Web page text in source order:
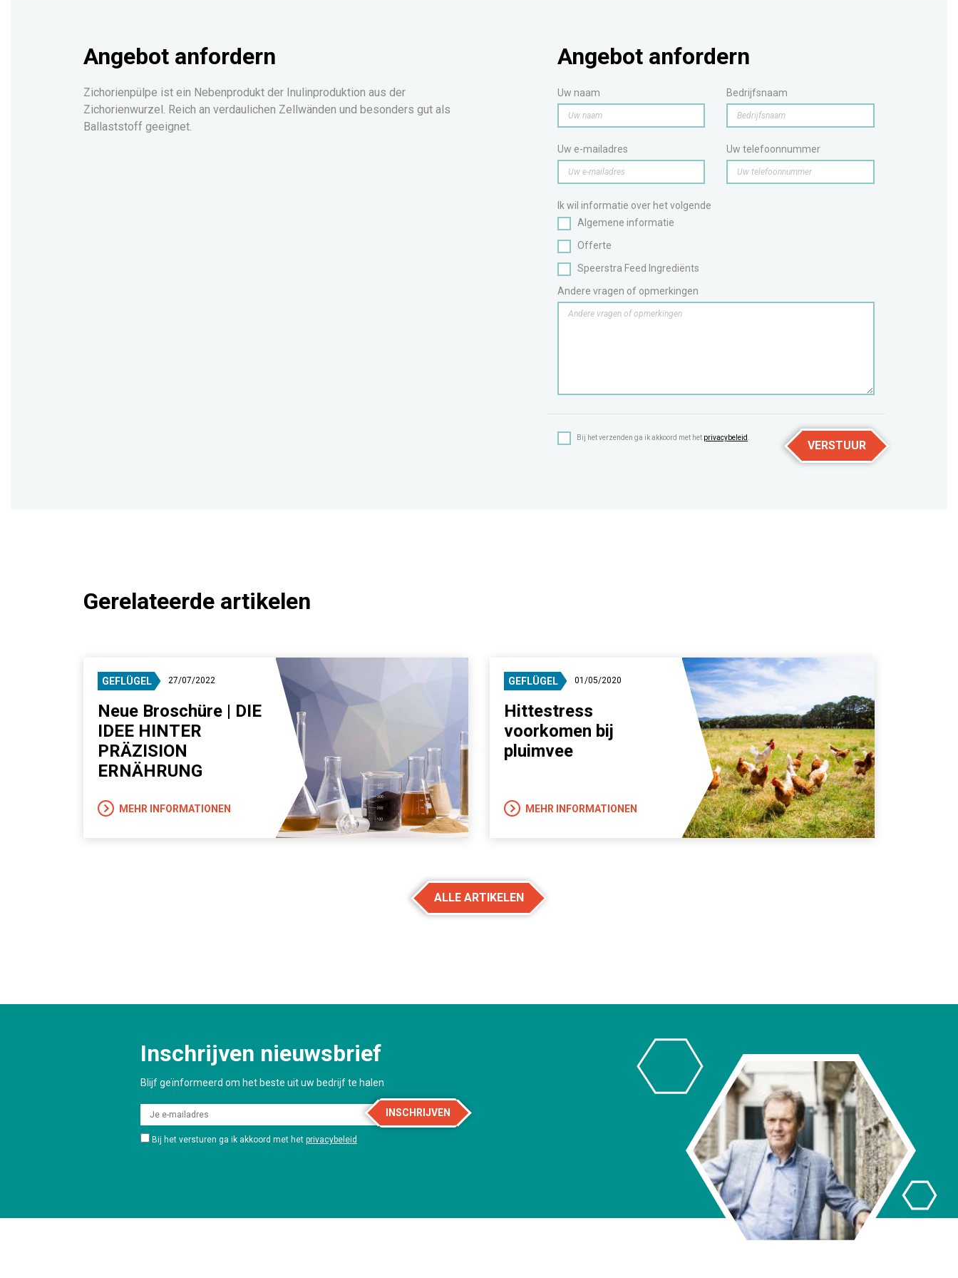
Angebot anfordern
Zichorienpülpe ist ein Nebenprodukt der Inulinproduktion aus der
Zichorienwurzel. Reich an verdaulichen Zellwänden und besonders gut als
Ballaststoff geeignet.
Angebot anfordern
Uw naam Bedrijfsnaam
Uw e-mailadres Uw telefoonnummer
Ik wil informatie over het volgende
Algemene informatie
Offerte
Speerstra Feed Ingrediënts
Andere vragen of opmerkingen
Bij het verzenden ga ik akkoord met het privacybeleid
VERSTUUR
Gerelateerde artikelen
GEFLÜGEL 27/07/2022
Neue Broschüre | DIE
IDEE HINTER
PRÄZISION
ERNÄHRUNG
MEHR INFORMATIONEN
GEFLÜGEL 01/05/2020
Hittestress
voorkomen bij
pluimvee
MEHR INFORMATIONEN
ALLE ARTIKELEN
Inschrijven nieuwsbrief
Blijf geïnformeerd om het beste uit uw bedrijf te halen
INSCHRIJVEN
Bij het versturen ga ik akkoord met het privacybeleid